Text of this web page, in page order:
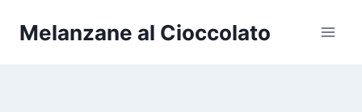
Melanzane al Cioccolato